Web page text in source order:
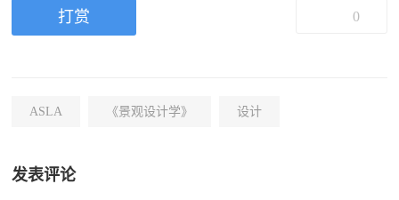
打赏 0
ASLA 《景观设计学》 设计
发表评论